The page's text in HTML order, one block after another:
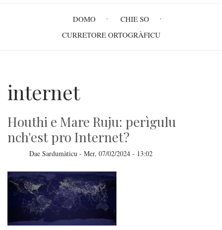
navigation
DOMO
CHIE SO
CURRETORE ORTOGRÀFICU
internet
Houthi e Mare Ruju: perìgulu
nch'est pro Internet?
Dae Sardumàticu - Mer, 07/02/2024 - 13:02